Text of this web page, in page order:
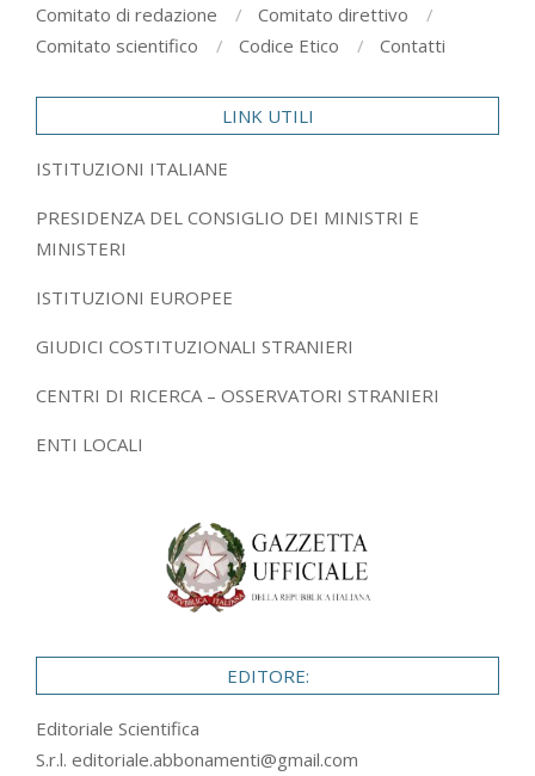
Comitato di redazione
Comitato direttivo
Comitato scientifico
Codice Etico Contatti
LINK UTILI
ISTITUZIONI ITALIANE
PRESIDENZA DEL CONSIGLIO DEI MINISTRI E
MINISTERI
ISTITUZIONI EUROPEE
GIUDICI COSTITUZIONALI STRANIERI
CENTRI DI RICERCA – OSSERVATORI STRANIERI
ENTI LOCALI
EDITORE:
Editoriale Scientifica
S.r.l. editoriale.abbonamenti@gmail.com